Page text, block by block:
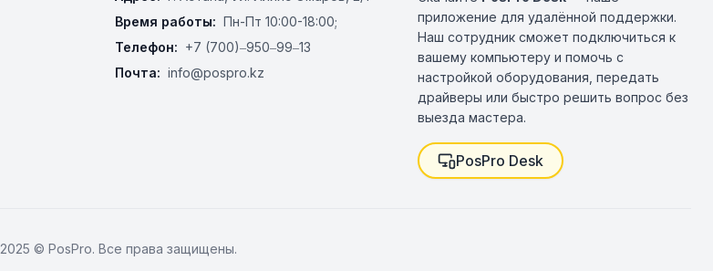
Время работы: Пн-Пт 10:00-18:00;
Телефон: +7 (700)‒950‒99‒13
Почта: info@pospro.kz
приложение для удалённой поддержки.
Наш сотрудник сможет подключиться к
вашему компьютеру и помочь с
настройкой оборудования, передать
драйверы или быстро решить вопрос без
выезда мастера.
PosPro Desk
2025 © PosPro. Все права защищены.